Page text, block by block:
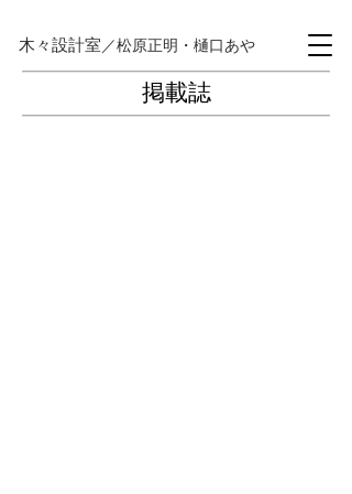
木々設計室 ／松原正明・樋口あや
掲載誌